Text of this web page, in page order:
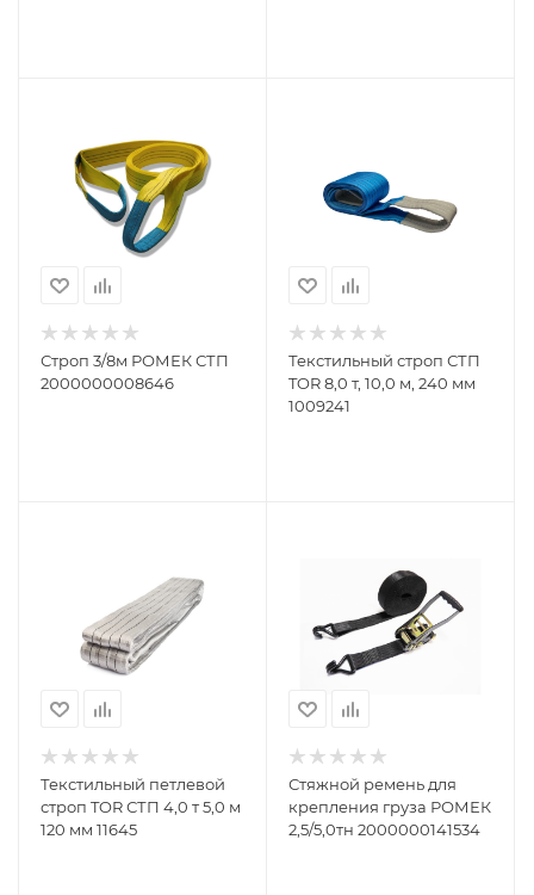
Строп 3/8м РОМЕК СТП
2000000008646
Текстильный строп СТП
TOR 8,0 т, 10,0 м, 240 мм
1009241
Текстильный петлевой
строп TOR СТП 4,0 т 5,0 м
120 мм 11645
Стяжной ремень для
крепления груза РОМЕК
2,5/5,0тн 2000000141534